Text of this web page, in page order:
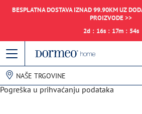
BESPLATNA DOSTAVA IZNAD 99.90KM UZ
PROIZVODE >>
2d : 16s : 17m : 54s
NAŠE TRGOVINE
Pogreška u prihvaćanju podataka